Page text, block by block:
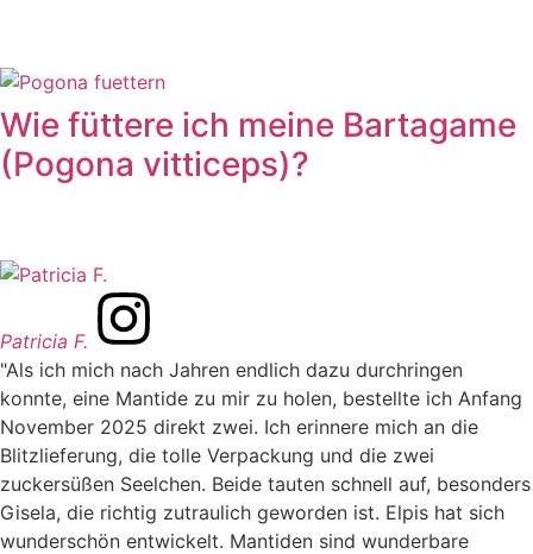
Wie füttere ich meine Bartagame
(Pogona vitticeps)?
Patricia F.
"Als ich mich nach Jahren endlich dazu durchringen
konnte, eine Mantide zu mir zu holen, bestellte ich Anfang
November 2025 direkt zwei. Ich erinnere mich an die
Blitzlieferung, die tolle Verpackung und die zwei
zuckersüßen Seelchen. Beide tauten schnell auf, besonders
Gisela, die richtig zutraulich geworden ist. Elpis hat sich
wunderschön entwickelt. Mantiden sind wunderbare